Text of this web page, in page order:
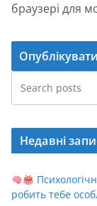
браузері для
Недавні
робить тебе